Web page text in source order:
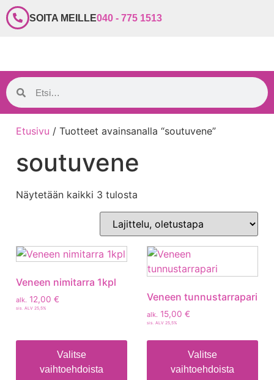
SOITA MEILLE040 - 775 1513
Etusivu / Tuotteet avainsanalla “soutuvene”
soutuvene
Näytetään kaikki 3 tulosta
Veneen nimitarra 1kpl
alk. 12,00 €
sis. ALV 25,5%
Valitse
vaihtoehdoista
Veneen tunnustarrapari
alk. 15,00 €
sis. ALV 25,5%
Valitse
vaihtoehdoista